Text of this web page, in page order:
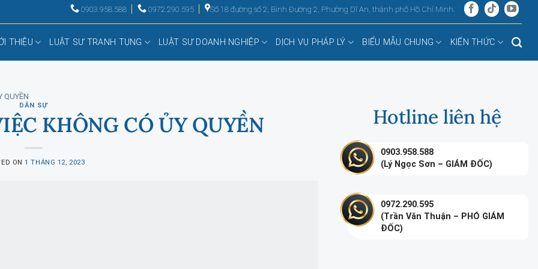
0903.958.588 0972.290.595 Số 18 đường số 2, Bình Đường 2, Phường Dĩ An, thành phố Hồ Chí Minh.
THIỆU LUẬT SƯ TRANH TỤNG LUẬT SƯ DOANH NGHIỆP DỊCH VỤ PHÁP LÝ BIỂU MẪU CHUNG KIẾN THỨC
QUYỀN
DÂN SỰ
KHÔNG CÓ ỦY QUYỀN
ON1 THÁNG 12, 2023
Hotline liên hệ
0903.958.588
(Lý Ngọc Sơn – GIÁM ĐỐC)
0972.290.595
(Trần Văn Thuận – PHÓ GIÁM
ĐỐC)